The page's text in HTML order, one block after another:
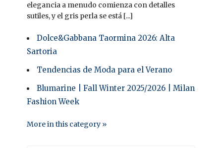
elegancia a menudo comienza con detalles
sutiles, y el gris perla se está [...]
Dolce&Gabbana Taormina 2026: Alta
Sartoria
Tendencias de Moda para el Verano
Blumarine | Fall Winter 2025/2026 | Milan
Fashion Week
More in this category »